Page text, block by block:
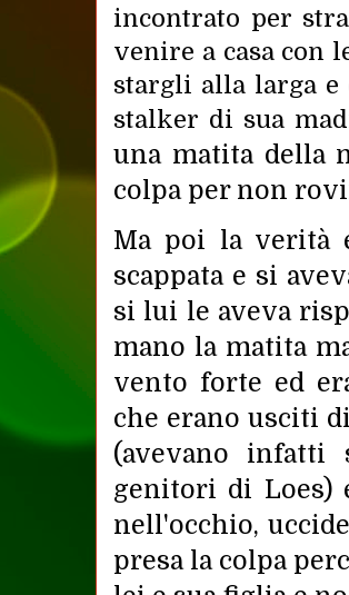
incontrato per
venire a casa con
stargli alla larga e
stalker di sua
una matita della
colpa per non
Ma poi la verità
scappata e si
si lui le aveva
mano la matita
vento forte ed
che erano usciti
(avevano
genitori di Loes)
nell'occhio,
presa la colpa